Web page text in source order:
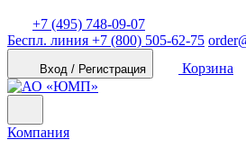
+7 (495) 748-09-07
Беспл. линия +7 (800) 505-62-75
Вход / Регистрация Корзина
Компания